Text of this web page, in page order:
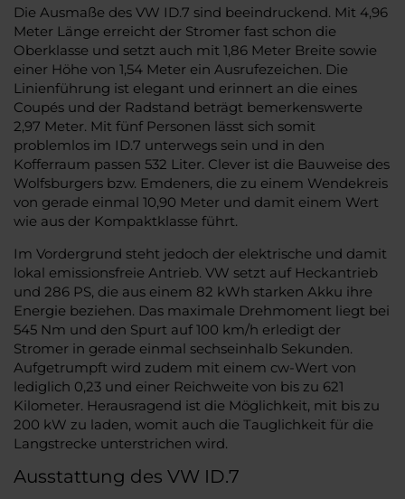
Die Ausmaße des VW ID.7 sind beeindruckend. Mit 4,96
Meter Länge erreicht der Stromer fast schon die
Oberklasse und setzt auch mit 1,86 Meter Breite sowie
einer Höhe von 1,54 Meter ein Ausrufezeichen. Die
Linienführung ist elegant und erinnert an die eines
Coupés und der Radstand beträgt bemerkenswerte
2,97 Meter. Mit fünf Personen lässt sich somit
problemlos im ID.7 unterwegs sein und in den
Kofferraum passen 532 Liter. Clever ist die Bauweise des
Wolfsburgers bzw. Emdeners, die zu einem Wendekreis
von gerade einmal 10,90 Meter und damit einem Wert
wie aus der Kompaktklasse führt.
Im Vordergrund steht jedoch der elektrische und damit
lokal emissionsfreie Antrieb. VW setzt auf Heckantrieb
und 286 PS, die aus einem 82 kWh starken Akku ihre
Energie beziehen. Das maximale Drehmoment liegt bei
545 Nm und den Spurt auf 100 km/h erledigt der
Stromer in gerade einmal sechseinhalb Sekunden.
Aufgetrumpft wird zudem mit einem cw-Wert von
lediglich 0,23 und einer Reichweite von bis zu 621
Kilometer. Herausragend ist die Möglichkeit, mit bis zu
200 kW zu laden, womit auch die Tauglichkeit für die
Langstrecke unterstrichen wird.
Ausstattung des VW ID.7